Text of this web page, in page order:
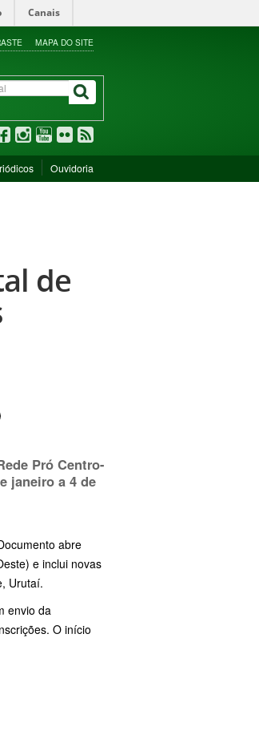
Canais
MAPA DO SITE
Ouvidoria
de
Pró Centro-
janeiro a 4 de
abre
e inclui novas
Urutaí.
envio da
O início